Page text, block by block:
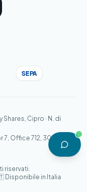
SEPA
Cipro · N. di
7, Office 712, 3030
riservati.
Disponibile in Italia